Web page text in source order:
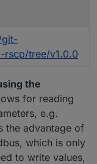
rscp/tree/v1.0.0
the
for reading
e.g.
the advantage of
which is only
to write values,